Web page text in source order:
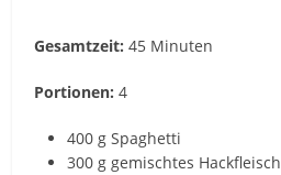
Gesamtzeit: 45 Minuten
Portionen: 4
400 g Spaghetti
300 g gemischtes Hackfleisch